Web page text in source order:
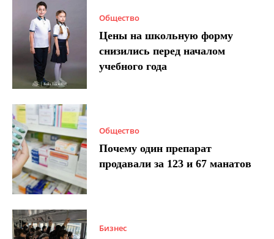
Общество
Цены на школьную форму
снизились перед началом
учебного года
Общество
Почему один препарат
продавали за 123 и 67 манатов
Бизнес